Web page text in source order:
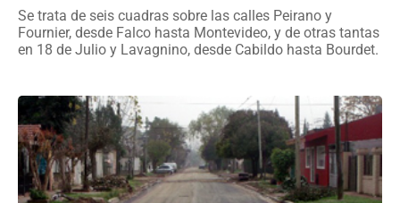
Se trata de seis cuadras sobre las calles Peirano y
Fournier, desde Falco hasta Montevideo, y de otras tantas
en 18 de Julio y Lavagnino, desde Cabildo hasta Bourdet.